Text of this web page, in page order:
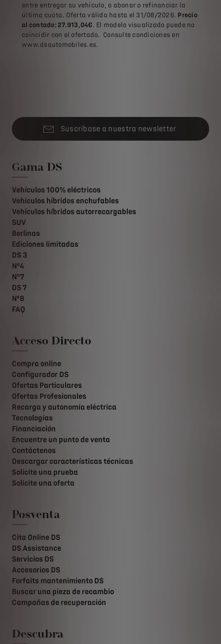
entre entregar su vehículo, o abonar o refinanciar la
última cuota. Oferta válida hasta el 31/08/2026. Precio
al contado: 27.913,04€. El modelo visualizado puede no
coincidir con el ofertado. Consulte condiciones en
www.dsautomobiles.es.
Suscríbase a nuestra newsletter
Gama DS
Vehículos 100% eléctricos
Vehículos híbridos enchufables
Vehículos híbridos autorrecargables
SUV
Berlinas
Ediciones limitadas
DS 3
Nº4
N°7
DS 7
Nº8
FAQ
Acceso Directo
Compra online
Configurador DS
Ofertas Particulares
Ofertas Profesionales
Recarga y autonomía eléctrica
Tecnologías
Financiación
Encuentre un punto de venta
Contáctenos
Descargar características técnicas
Solicite una prueba
Solicite una oferta
Posventa
Cita Online DS
DS Assistance
Servicios DS
Accesorios DS
Forfaits mantenimiento DS
Buscar una pieza de recambio
Campañas de recuperación
Descubra